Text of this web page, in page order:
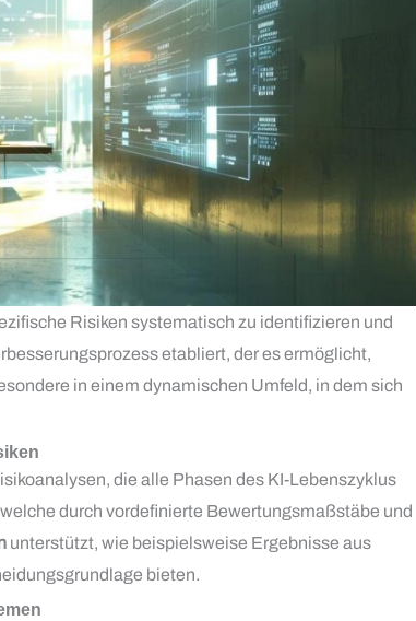
Risiken systematisch zu identifizieren und
etabliert, der es ermöglicht,
in einem dynamischen Umfeld, in dem sich
die alle Phasen des KI-Lebenszyklus
durch vordefinierte Bewertungsmaßstäbe und
unterstützt, wie beispielsweise Ergebnisse aus
bieten.